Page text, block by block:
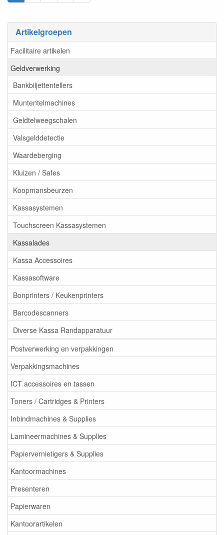
Artikelgroepen
Facilitaire artikelen
Geldverwerking
Bankbiljettentellers
Muntentelmachines
Geldtelweegschalen
Valsgelddetectie
Waardeberging
Kluizen / Safes
Koopmansbeurzen
Kassasystemen
Touchscreen Kassasystemen
Kassalades
Kassa Accessoires
Kassasoftware
Bonprinters / Keukenprinters
Barcodescanners
Diverse Kassa Randapparatuur
Postverwerking en verpakkingen
Verpakkingsmachines
ICT accessoires en tassen
Toners / Cartridges & Printers
Inbindmachines & Supplies
Lamineermachines & Supplies
Papiervernietigers & Supplies
Kantoormachines
Presenteren
Papierwaren
Kantoorartikelen